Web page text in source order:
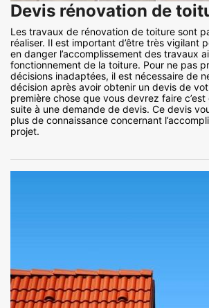
Devis rénovation de
Les travaux de rénovation de toiture sont
réaliser. Il est important d’être très vigilant
en danger l’accomplissement des travaux
fonctionnement de la toiture. Pour ne pas
décisions inadaptées, il est nécessaire de
décision après avoir obtenir un devis de
première chose que vous devrez faire
suite à une demande de devis. Ce devis
plus de connaissance concernant
projet.